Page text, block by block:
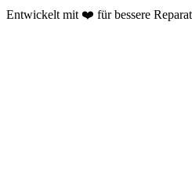
Entwickelt mit ❤️ für bessere